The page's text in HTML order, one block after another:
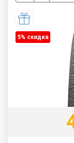
5% cкидка